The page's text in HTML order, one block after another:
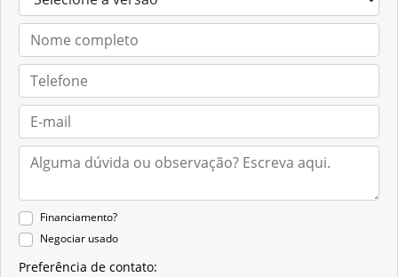
Financiamento?
Negociar usado
Preferência de contato: